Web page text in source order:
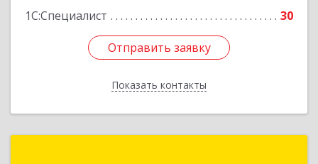
1С:Специалист
30
Отправить заявку
Показать контакты
Отправить заявку
Назад